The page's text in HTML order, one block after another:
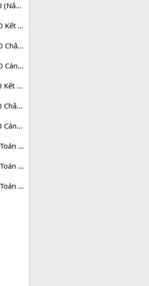
Giải bài tập SBT Toán 10 (Nâng cao)
Giải bài tập SGK Toán 10 Kết nối tri thức
Giải bài tập SGK Toán 10 Chân trời sáng tạo
Giải bài tập SGK Toán 10 Cánh diều
Giải bài tập SBT Toán 10 Kết nối tri thức
Giải bài tập SBT Toán 10 Chân trời sáng tạo
Giải bài tập SBT Toán 10 Cánh diều
Giải Chuyên đề học tập Toán 10 Kết nối tri thức
Giải Chuyên đề học tập Toán 10 Chân trời sáng tạo
Giải Chuyên đề học tập Toán 10 Cánh diều